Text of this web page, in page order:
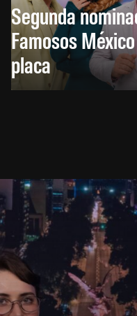
Segunda
Famosos
placa